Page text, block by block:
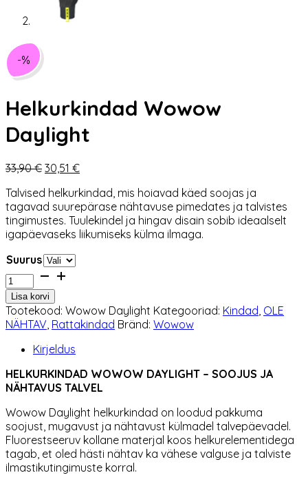
-%
Helkurkindad Wowow
Daylight
33,90€ Algne
oli:
33,90 €.
30,51 €Praegune
on:
30,51 €.
Talvised helkurkindad, mis hoiavad käed soojas ja
tagavad suurepärase nähtavuse pimedates ja talvistes
tingimustes. Tuulekindel ja hingav disain sobib ideaalselt
igapäevaseks liikumiseks külma ilmaga.
Suurus
Helkurkindad
Wowow
Daylight
kogus
Lisa korvi
Tootekood: Wowow Daylight Kategooriad: Kindad, OLE
NÄHTAV, Rattakindad Bränd: Wowow
Kirjeldus
HELKURKINDAD WOWOW DAYLIGHT – SOOJUS JA
NÄHTAVUS TALVEL
Wowow Daylight helkurkindad on loodud pakkuma
soojust, mugavust ja nähtavust külmadel talvepäevadel.
Fluorestseeruv kollane materjal koos helkurelementidega
tagab, et oled hästi nähtav ka vähese valguse ja talviste
ilmastikutingimuste korral.